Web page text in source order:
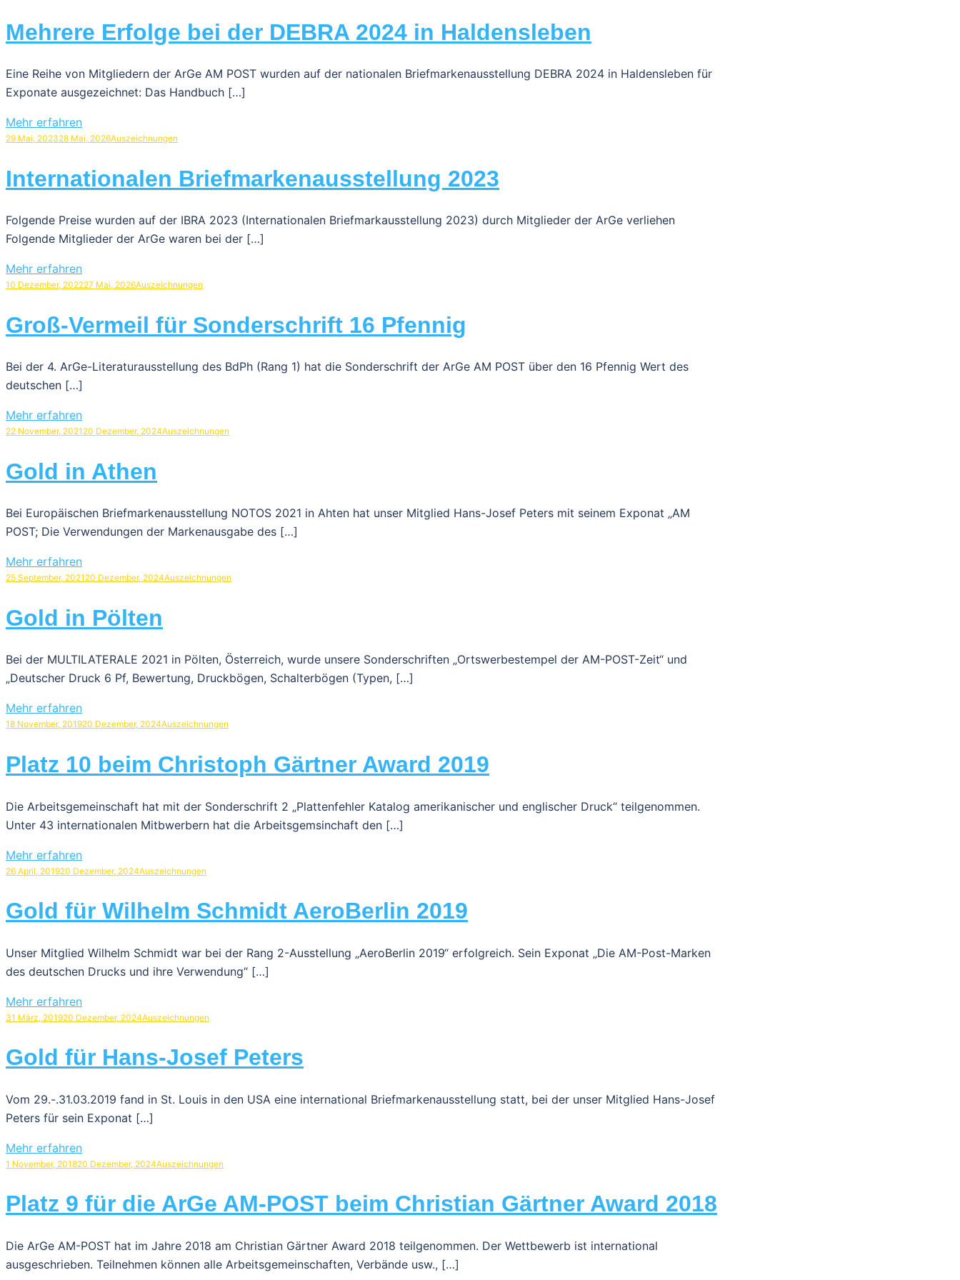
Mehrere Erfolge bei der DEBRA 2024 in Haldensleben
Eine Reihe von Mitgliedern der ArGe AM POST wurden auf der nationalen Briefmarkenausstellung DEBRA 2024 in Haldensleben für
Exponate ausgezeichnet: Das Handbuch […]
Mehr erfahren
29 Mai, 202328 Mai, 2026Auszeichnungen
Internationalen Briefmarkenausstellung 2023
Folgende Preise wurden auf der IBRA 2023 (Internationalen Briefmarkausstellung 2023) durch Mitglieder der ArGe verliehen
Folgende Mitglieder der ArGe waren bei der […]
Mehr erfahren
10 Dezember, 202227 Mai, 2026Auszeichnungen
Groß-Vermeil für Sonderschrift 16 Pfennig
Bei der 4. ArGe-Literaturausstellung des BdPh (Rang 1) hat die Sonderschrift der ArGe AM POST über den 16 Pfennig Wert des
deutschen […]
Mehr erfahren
22 November, 2021 20 Dezember, 2024Auszeichnungen
Gold in Athen
Bei Europäischen Briefmarkenausstellung NOTOS 2021 in Ahten hat unser Mitglied Hans-Josef Peters mit seinem Exponat „AM
POST; Die Verwendungen der Markenausgabe des […]
Mehr erfahren
25 September, 2021 20 Dezember, 2024Auszeichnungen
Gold in Pölten
Bei der MULTILATERALE 2021 in Pölten, Österreich, wurde unsere Sonderschriften „Ortswerbestempel der AM-POST-Zeit“ und
„Deutscher Druck 6 Pf, Bewertung, Druckbögen, Schalterbögen (Typen, […]
Mehr erfahren
18 November, 201920 Dezember, 2024Auszeichnungen
Platz 10 beim Christoph Gärtner Award 2019
Die Arbeitsgemeinschaft hat mit der Sonderschrift 2 „Plattenfehler Katalog amerikanischer und englischer Druck“ teilgenommen.
Unter 43 internationalen Mitbwerbern hat die Arbeitsgemsinchaft den […]
Mehr erfahren
26 April, 201920 Dezember, 2024Auszeichnungen
Gold für Wilhelm Schmidt AeroBerlin 2019
Unser Mitglied Wilhelm Schmidt war bei der Rang 2-Ausstellung „AeroBerlin 2019“ erfolgreich. Sein Exponat „Die AM-Post-Marken
des deutschen Drucks und ihre Verwendung“ […]
Mehr erfahren
31 März, 201920 Dezember, 2024Auszeichnungen
Gold für Hans-Josef Peters
Vom 29.-.31.03.2019 fand in St. Louis in den USA eine international Briefmarkenausstellung statt, bei der unser Mitglied Hans-Josef
Peters für sein Exponat […]
Mehr erfahren
1 November, 201820 Dezember, 2024Auszeichnungen
Platz 9 für die ArGe AM-POST beim Christian Gärtner Award 2018
Die ArGe AM-POST hat im Jahre 2018 am Christian Gärtner Award 2018 teilgenommen. Der Wettbewerb ist international
ausgeschrieben. Teilnehmen können alle Arbeitsgemeinschaften, Verbände usw., […]